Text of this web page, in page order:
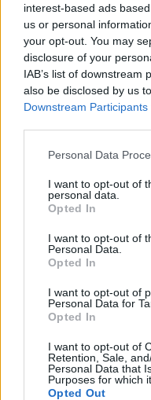
interest-based ads
us or personal
your opt-out. You may
disclosure of your
IAB’s list of downstream
also be disclosed by us
Downstream Participants
Please note that this
not limited to your visit
grant or deny consent to
use your data for below
consent section.
Personal Data
I want to opt-out of
personal data.
Opted In
I want to opt-out of
Personal Data.
Opted In
I want to opt-out of
Personal Data for
Opted In
I want to opt-out of
Retention, Sale,
Personal Data that
Purposes for which
Opted Out
#BARÁTOK KÖZT #
#BERÉNYI BANDI #
Népszerű